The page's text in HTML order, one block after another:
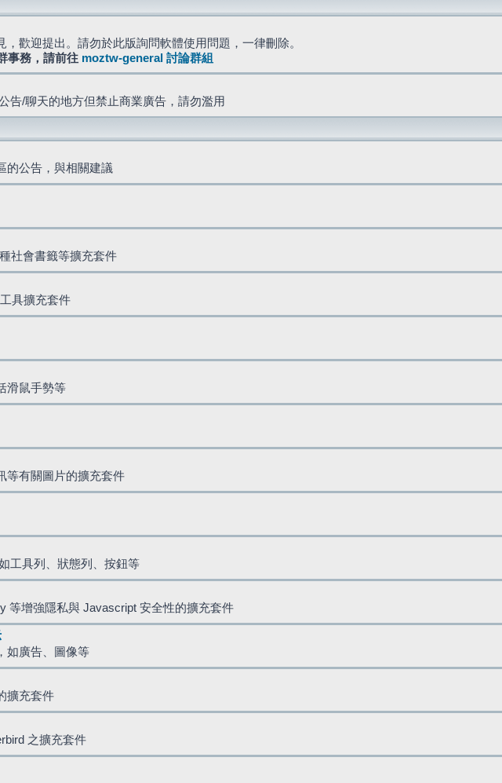
歡迎提出。請勿於此版詢問軟體使用問題，一律刪除。
事務，請前往 moztw-general 討論群組
告/聊天的地方但禁止商業廣告，請勿濫用
的公告，與相關建議
社會書籤等擴充套件
具擴充套件
滑鼠手勢等
等有關圖片的擴充套件
工具列、狀態列、按鈕等
等增強隱私與 Javascript 安全性的擴充套件
如廣告、圖像等
擴充套件
之擴充套件